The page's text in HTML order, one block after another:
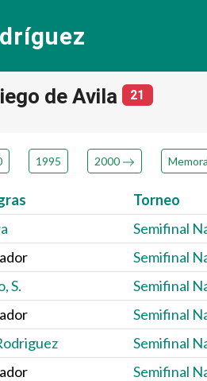
de Avila 21
1995 2000
Torneo
Semifinal
Semifinal
S. Semifinal
Semifinal
Semifinal
Semifinal